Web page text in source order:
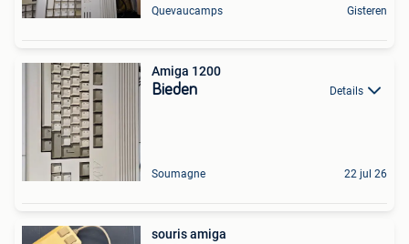
Quevaucamps Gisteren
Amiga 1200
Bieden Details
Soumagne 22 jul 26
souris amiga